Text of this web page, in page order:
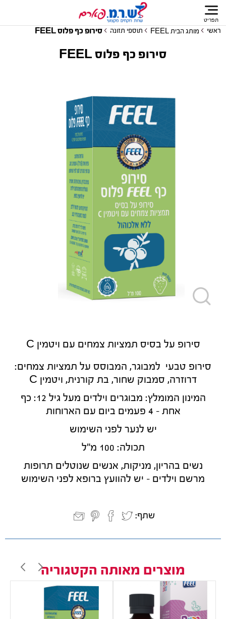
תפריט
ראשי מותג הבית FEEL תוספי תזונה סירופ כף פלוס FEEL
סירופ כף פלוס FEEL
סירופ על בסיס תמציות צמחים עם ויטמין C
סירופ טבעי למבוגר, המבוסס על תמציות צמחים:
דרוזרה, סמבוק שחור, בת קורנית, ויטמין C
המינון המומלץ: מבוגרים וילדים מעל גיל 12: כף
אחת - 4 פעמים ביום עם הארוחות
יש לנער לפני השימוש
תכולה: 100 מ"ל
נשים בהריון, מניקות, אנשים שנוטלים תרופות
מרשם וילדים - יש להוועץ ברופא לפני השימוש
שתף:
מוצרים מאותה הקטגוריה